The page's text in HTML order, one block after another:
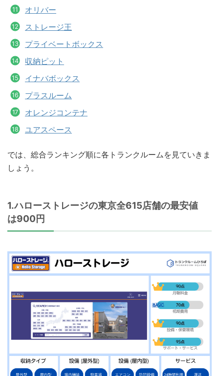
オリバー
ストレージ王
プライベートボックス
収納ピット
イナバボックス
プラスルーム
オレンジコンテナ
ユアスペース
では、総合ランキング順に各トランクルームを見ていきま
しょう。
1.ハローストレージの東京全615店舗の最安値
は900円